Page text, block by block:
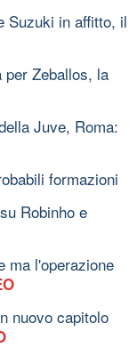
Suzuki in affitto, il
per Zeballos, la
Juve, Roma:
formazioni
Robinho e
ma l'operazione
nuovo capitolo